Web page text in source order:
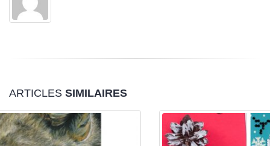
ARTICLES SIMILAIRES